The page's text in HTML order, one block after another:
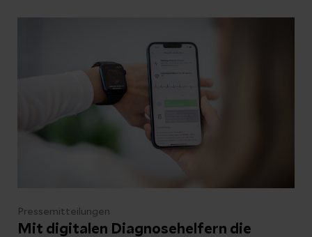
Behandlungskosten im Zusammenhang mit
Deutschland flossen Studiendaten aus 86
Helios Kliniken ein, die von einem Team um
Prof. Dr. Dr. Andreas Bollmann am Helios
Health Institute (HHI) und dem
Herzzentrum Leipzig, analysiert und
zusammen mit den Ergebnissen der
Pressemitteilungen
Mit digitalen Diagnosehelfern die